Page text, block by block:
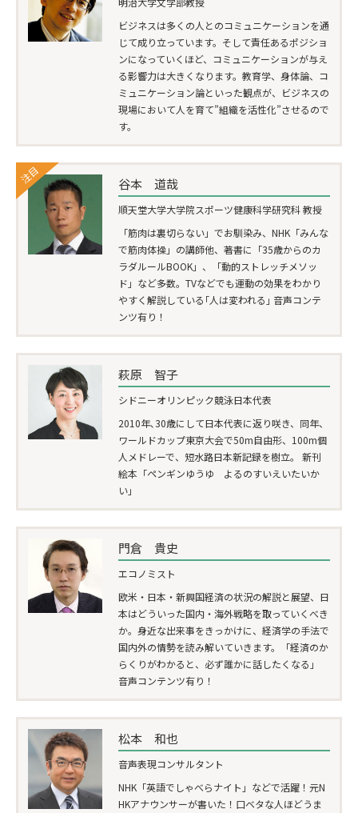
ビジネスは多くの人とのコミュニケーションを通
じて成り立っています。そして責任あるポジショ
ンになっていくほど、コミュニケーションが与え
る影響力は大きくなります。教育学、身体論、コ
ミュニケーション論といった観点が、ビジネスの
現場において人を育て”組織を活性化”させるので
す。
注目 谷本 道哉
順天堂大学大学院スポーツ健康科学研究科 教授
「筋肉は裏切らない」でお馴染み、NHK「みんな
で筋肉体操」の講師他、著書に「35歳からのカ
ラダルールBOOK」、「動的ストレッチメソッ
ド」など多数。TVなどでも運動の効果をわかり
やすく解説している｢人は変われる｣ 音声コンテ
ンツ有り！
萩原 智子
シドニーオリンピック競泳日本代表
2010年､30歳にして日本代表に返り咲き、同年、
ワールドカップ東京大会で50m自由形、100m個
人メドレーで、短水路日本新記録を樹立。 新刊
絵本「ペンギンゆうゆ よるのすいえいたいか
い」
門倉 貴史
エコノミスト
欧米・日本・新興国経済の状況の解説と展望、日
本はどういった国内・海外戦略を取っていくべき
か。身近な出来事をきっかけに、経済学の手法で
国内外の情勢を読み解いていきます。「経済のか
らくりがわかると、必ず誰かに話したくなる」
音声コンテンツ有り！
松本 和也
音声表現コンサルタント
NHK「英語でしゃべらナイト」などで活躍！元N
HKアナウンサーが書いた！口ベタな人ほどうま